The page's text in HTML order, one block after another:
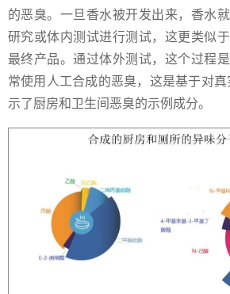
的恶臭。一旦香水被开发出来，香水
研究或体内测试进行测试，这更类似
最终产品。通过体外测试，这个过程
常使用人工合成的恶臭，这是基于对
示了厨房和卫生间恶臭的示例成分。